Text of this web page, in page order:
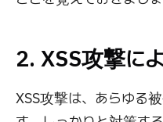
2. XSS攻撃に
XSS攻撃は、あらゆる